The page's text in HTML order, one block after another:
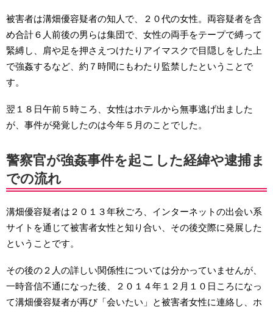
被害者は溝畑優容疑者の知人で、２０代の女性。両容疑者を含
め合計６人前後の男らは集団で、女性の両手をテープで縛って
緊縛し、肩や足を押さえつけたりアイマスクで目隠しをした上
で強姦するなど、約７時間にもわたり監禁したということで
す。
翌１８日午前５時ころ、女性はホテルから無事逃げ出ました
が、事件が発覚したのは今年５月のことでした。
警察官が強姦事件を起こした経緯や逮捕ま
での流れ
溝畑優容疑者は２０１３年秋ごろ、インターネットの出会い系
サイトを通じて被害者女性と知り合い、その後交際に発展した
ということです。
その後の２人の詳しい関係性については分かっていませんが、
一時音信不通になった後、２０１４年１２月１０日ころになっ
て溝畑優容疑者が再び「会いたい」と被害者女性に連絡し、ホ